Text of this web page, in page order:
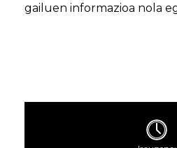
gailuen informazioa nola